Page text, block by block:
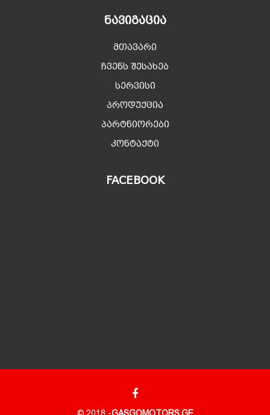
ᲜᲐᲕᲘᲒᲐᲪᲘᲐ
მთავარი
ჩვენს შესახებ
სერვისი
პროდუქცია
პარტნიორები
კონტაქტი
FACEBOOK